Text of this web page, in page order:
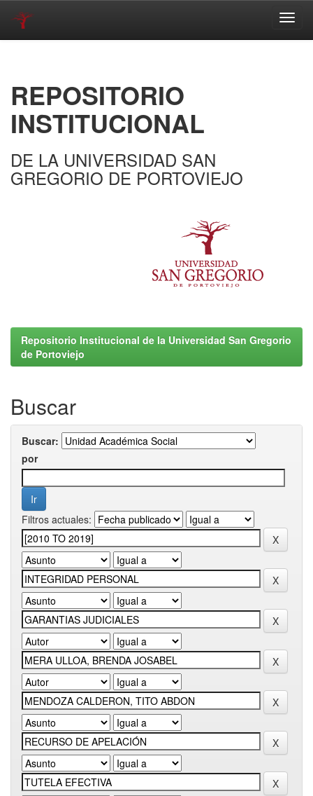
REPOSITORIO
INSTITUCIONAL
DE LA UNIVERSIDAD SAN
GREGORIO DE PORTOVIEJO
Repositorio Institucional de la Universidad San Gregorio
de Portoviejo
Buscar
Buscar:
por
Filtros actuales: